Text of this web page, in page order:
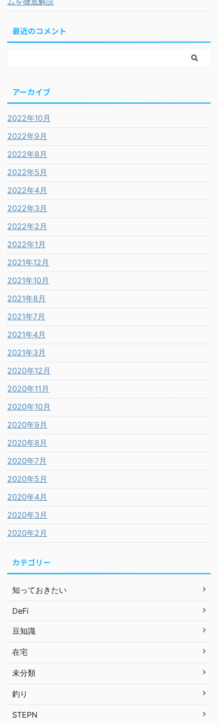
最近のコメント
アーカイブ
2022年10月
2022年9月
2022年8月
2022年5月
2022年4月
2022年3月
2022年2月
2022年1月
2021年12月
2021年10月
2021年8月
2021年7月
2021年4月
2021年3月
2020年12月
2020年11月
2020年10月
2020年9月
2020年8月
2020年7月
2020年5月
2020年4月
2020年3月
2020年2月
カテゴリー
知っておきたい
DeFi
豆知識
在宅
未分類
釣り
STEPN